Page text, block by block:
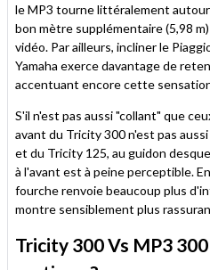
le MP3 tourne littéralement
bon mètre supplémentaire (5,98
vidéo. Par ailleurs, incliner le
Yamaha exerce davantage de
accentuant encore cette
S'il n'est pas aussi "collant" que
avant du Tricity 300 n'est pas
et du Tricity 125, au guidon
à l'avant est à peine perceptible.
fourche renvoie beaucoup plus
montre sensiblement plus
Tricity 300 Vs MP3